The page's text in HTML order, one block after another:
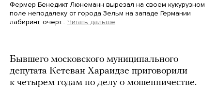
Фермер Бенедикт Люнеманн вырезал на своем кукурузном
поле неподалеку от города Зельм на западе Германии
лабиринт, очерт… Читать дальше
Бывшего московского муниципального
депутата Кетеван Хараидзе приговорили
к четырем годам по делу о мошенничестве.